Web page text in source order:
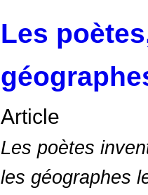
Les
Article
Les poètes
les géographes